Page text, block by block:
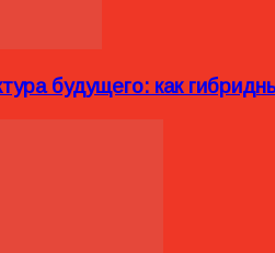
будущего: как